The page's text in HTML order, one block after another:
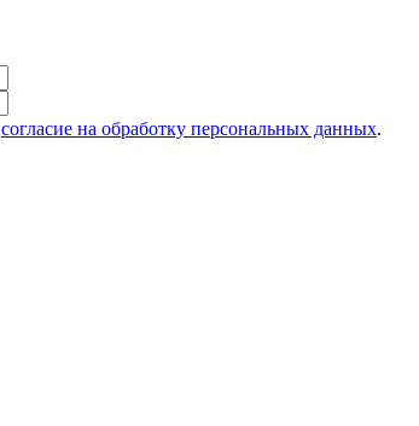
согласие на обработку персональных данных.